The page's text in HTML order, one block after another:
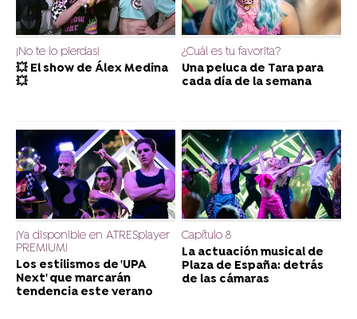
¡No te lo pierdas!
💥 El show de Álex Medina
💥
¿Cuál es tu favorita?
Una peluca de Tara para
cada día de la semana
¡Ya disponible en ATRESplayer
PREMIUM!
Los estilismos de 'UPA
Next' que marcarán
tendencia este verano
Capítulo 8
La actuación musical de
Plaza de España: detrás
de las cámaras